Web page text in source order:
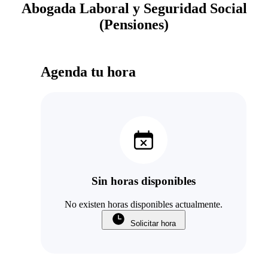
Abogada Laboral y Seguridad Social
(Pensiones)
Agenda tu hora
Sin horas disponibles
No existen horas disponibles actualmente.
Solicitar hora